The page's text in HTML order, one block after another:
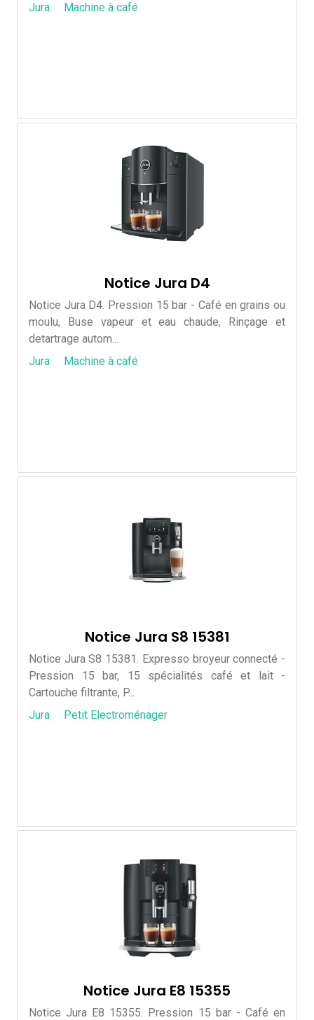
Jura Machine à café
Notice Jura D4
Notice Jura D4. Pression 15 bar - Café en grains ou
moulu, Buse vapeur et eau chaude, Rinçage et
detartrage autom...
Jura
Machine à café
Notice Jura S8 15381
Notice Jura S8 15381. Expresso broyeur connecté -
Pression 15 bar, 15 spécialités café et lait -
Cartouche filtrante, P...
Jura
Petit Electroménager
Notice Jura E8 15355
Notice Jura E8 15355. Pression 15 bar - Café en